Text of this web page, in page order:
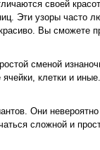
своей
Эти узоры часто
Вы сможете
сменой
клетки и
Они
сложной и